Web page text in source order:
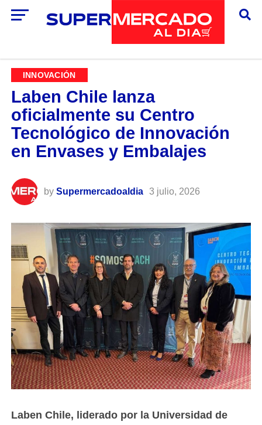
INNOVACIÓN
Laben Chile lanza
oficialmente su Centro
Tecnológico de Innovación
en Envases y Embalajes
by Supermercadoaldia 3 julio, 2026
Laben Chile, liderado por la Universidad de